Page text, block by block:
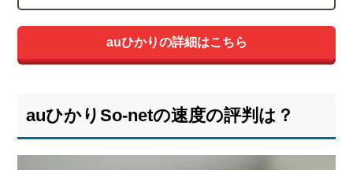
auひかりの詳細はこちら
auひかりSo-netの速度の評判は？